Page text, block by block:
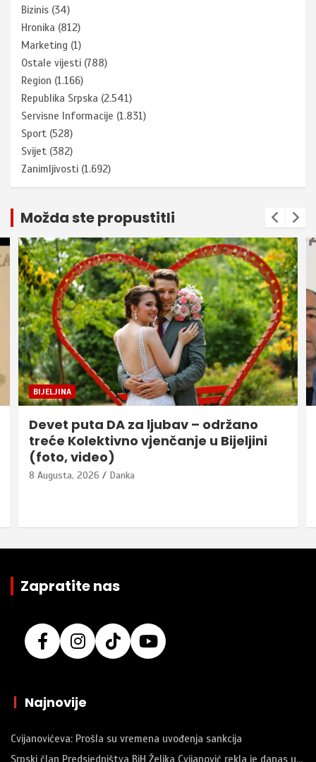
Bizinis (34)
Hronika (812)
Marketing (1)
Ostale vijesti (788)
Region (1.166)
Republika Srpska (2.541)
Servisne Informacije (1.831)
Sport (528)
Svijet (382)
Zanimljivosti (1.692)
Možda ste propustitli
BIJELJINA
Devet puta DA za ljubav – održano
treće Kolektivno vjenčanje u Bijeljini
(foto, video)
8 Augusta, 2026 Danka
Zapratite nas
| Najnovije
Cvijanovićeva: Prošla su vremena uvođenja sankcija
Srpski član Predsjedništva BiH Željka Cvijanović rekla je danas u…